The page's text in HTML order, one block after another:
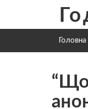
content
Головна